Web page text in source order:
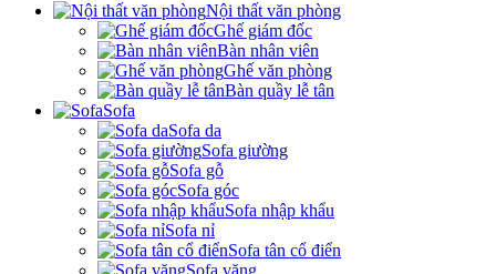
Nội thất văn phòng
Ghế giám đốc
Bàn nhân viên
Ghế văn phòng
Bàn quầy lễ tân
Sofa
Sofa da
Sofa giường
Sofa gỗ
Sofa góc
Sofa nhập khẩu
Sofa nỉ
Sofa tân cổ điển